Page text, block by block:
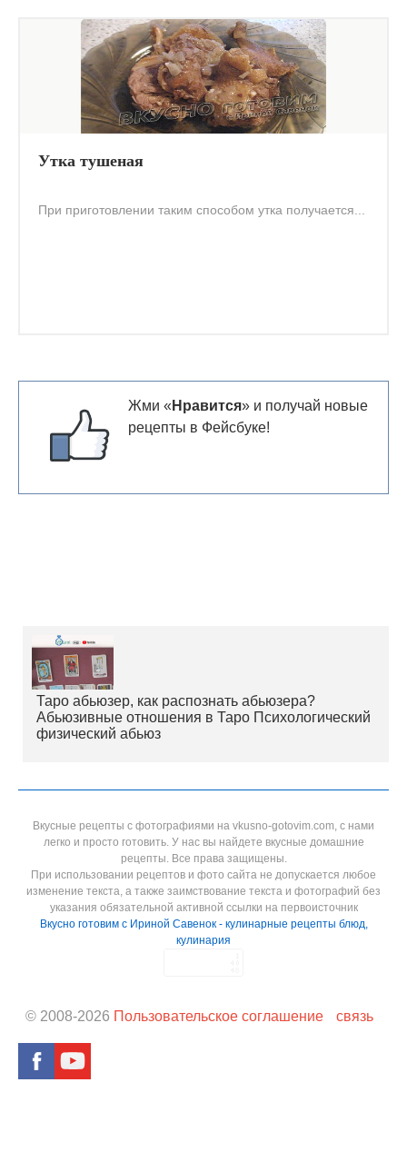
Утка тушеная
При приготовлении таким способом утка получается...
Жми « Нравится» и получай новые
рецепты в Фейсбуке!
Таро абьюзер, как распознать абьюзера?
Абьюзивные отношения в Таро Психологический
физический абьюз
Вкусные рецепты с фотографиями на vkusno-gotovim.com, с нами
легко и просто готовить. У нас вы найдете вкусные домашние
рецепты. Все права защищены.
При использовании рецептов и фото сайта не допускается любое
изменение текста, а также заимствование текста и фотографий без
указания обязательной активной ссылки на первоисточник
Вкусно готовим с Ириной Савенок - кулинарные рецепты блюд,
кулинария
© 2008-2026 Пользовательское соглашение связь